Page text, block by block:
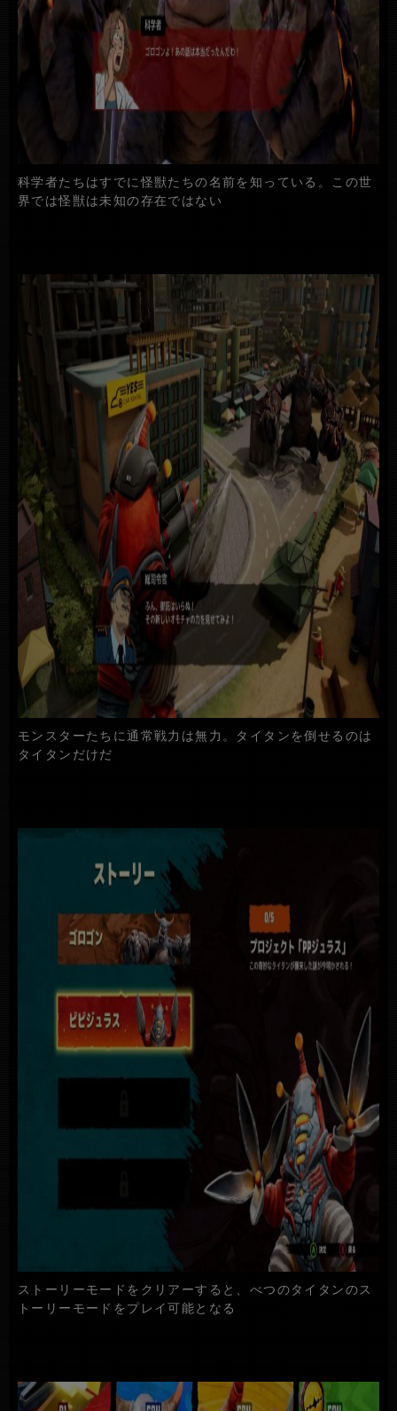
科学者たちはすでに怪獣たちの名前を知っている。この世
界では怪獣は未知の存在ではない
モンスターたちに通常戦力は無力。タイタンを倒せるのは
タイタンだけだ
ストーリーモードをクリアーすると、べつのタイタンのス
トーリーモードをプレイ可能となる